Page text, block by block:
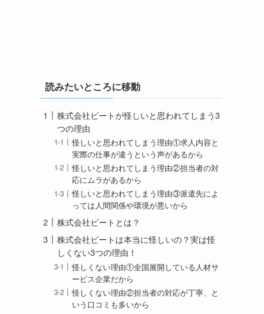
読みたいところに移動
株式会社ビートが怪しいと思われてしまう3
つの理由
怪しいと思われてしまう理由①求人内容と
実際の仕事が違うという声があるから
怪しいと思われてしまう理由②担当者の対
応にムラがあるから
怪しいと思われてしまう理由③派遣先によ
っては人間関係や環境が悪いから
株式会社ビートとは？
株式会社ビートは本当に怪しいの？実は怪
しくない3つの理由！
怪しくない理由①全国展開している人材サ
ービス企業だから
怪しくない理由②担当者の対応が丁寧、と
いう口コミも多いから